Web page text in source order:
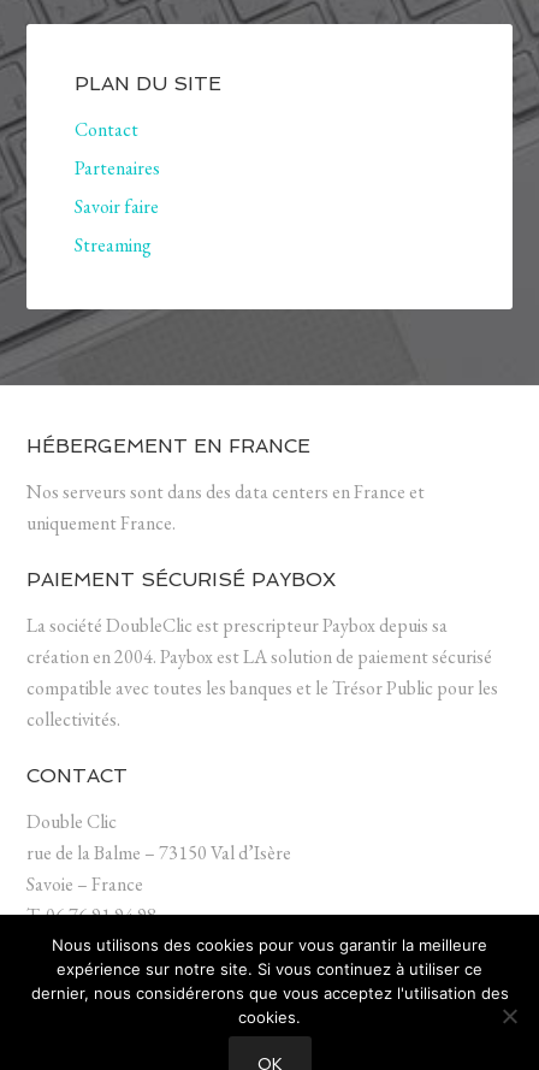
PLAN DU SITE
Contact
Partenaires
Savoir faire
Streaming
HÉBERGEMENT EN FRANCE
Nos serveurs sont dans des data centers en France et
uniquement France.
PAIEMENT SÉCURISÉ PAYBOX
La société DoubleClic est prescripteur Paybox depuis sa
création en 2004. Paybox est LA solution de paiement sécurisé
compatible avec toutes les banques et le Trésor Public pour les
collectivités.
CONTACT
Double Clic
rue de la Balme – 73150 Val d’Isère
Savoie – France
T. 06 76 91 94 98
contact (at) doubleclic.fr
Nous utilisons des cookies pour vous garantir la meilleure
expérience sur notre site. Si vous continuez à utiliser ce
dernier, nous considérerons que vous acceptez l'utilisation des
cookies.
OK